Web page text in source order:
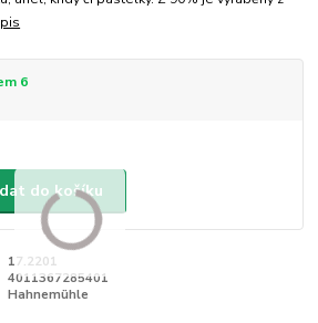
6
do košíku
17.2201
4011367285401
Hahnemühle